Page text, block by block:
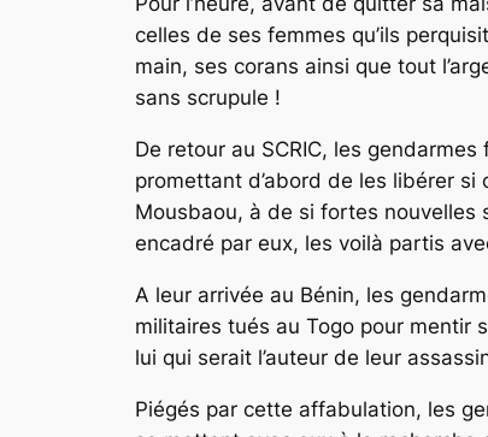
celles de ses femmes qu’ils
main, ses corans ainsi que tout
sans scrupule !
De retour au SCRIC, les
promettant d’abord de les libérer
Mousbaou, à de si fortes nouvelles
encadré par eux, les voilà partis
A leur arrivée au Bénin, les
militaires tués au Togo pour mentir
lui qui serait l’auteur de leur
Piégés par cette affabulation, les